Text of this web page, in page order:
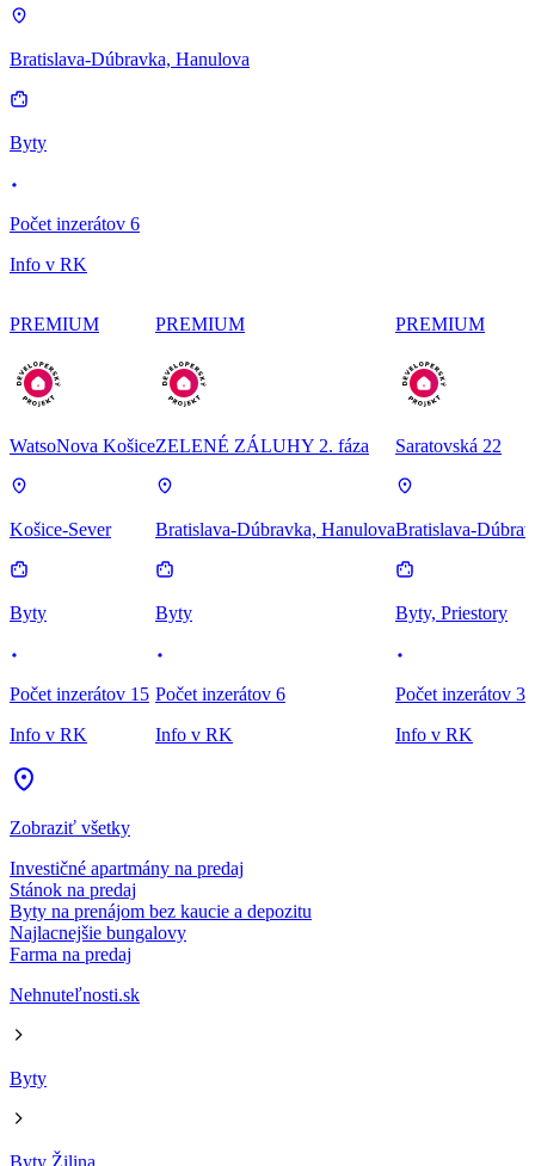
Bratislava-Dúbravka, Hanulova
Byty
Počet inzerátov 6
Info v RK
PREMIUM
WatsoNova Košice
Košice-Sever
Byty
Počet inzerátov 15
Info v RK
PREMIUM
ZELENÉ ZÁLUHY 2. fáza
Bratislava-Dúbravka, Hanulova
Byty
Počet inzerátov 6
Info v RK
PREMIUM
Saratovská 22
Bratislava-
Byty, Priestory
Počet inzerátov 3
Info v RK
Zobraziť všetky
Investičné apartmány na predaj
Stánok na predaj
Byty na prenájom bez kaucie a depozitu
Najlacnejšie bungalovy
Farma na predaj
Nehnuteľnosti.sk
Byty